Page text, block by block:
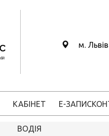
м.
КАБІНЕТ
ВОДІЯ
Е-ЗАПИС